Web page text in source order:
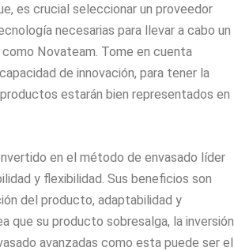
es crucial seleccionar un proveedor
necesarias para llevar a cabo un
Novateam. Tome en cuenta
de innovación, para tener la
estarán bien representados en
en el método de envasado líder
y flexibilidad. Sus beneficios son
del producto, adaptabilidad y
que su producto sobresalga, la inversión
avanzadas como esta puede ser el